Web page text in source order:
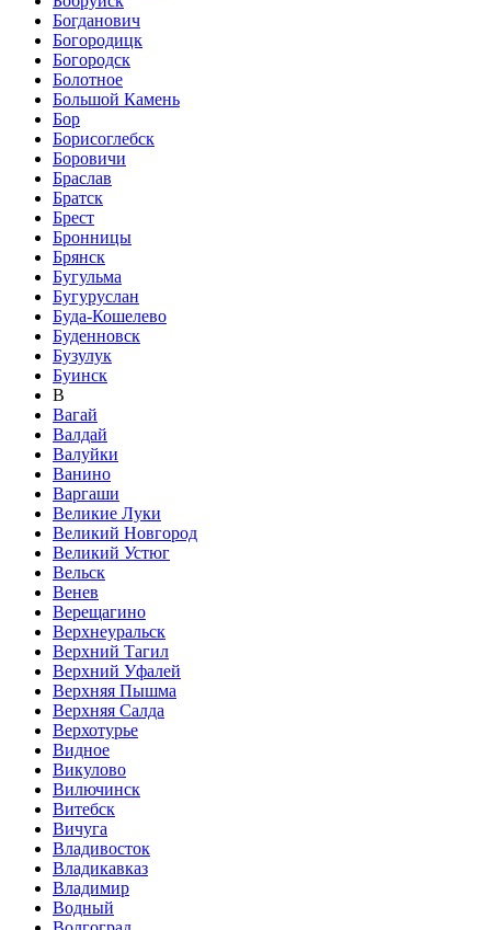
Богданович
Богородицк
Богородск
Болотное
Большой Камень
Бор
Борисоглебск
Боровичи
Браслав
Братск
Брест
Бронницы
Брянск
Бугульма
Бугуруслан
Буда-Кошелево
Буденновск
Бузулук
Буинск
В
Вагай
Валдай
Валуйки
Ванино
Варгаши
Великие Луки
Великий Новгород
Великий Устюг
Вельск
Венев
Верещагино
Верхнеуральск
Верхний Тагил
Верхний Уфалей
Верхняя Пышма
Верхняя Салда
Верхотурье
Видное
Викулово
Вилючинск
Витебск
Вичуга
Владивосток
Владикавказ
Владимир
Водный